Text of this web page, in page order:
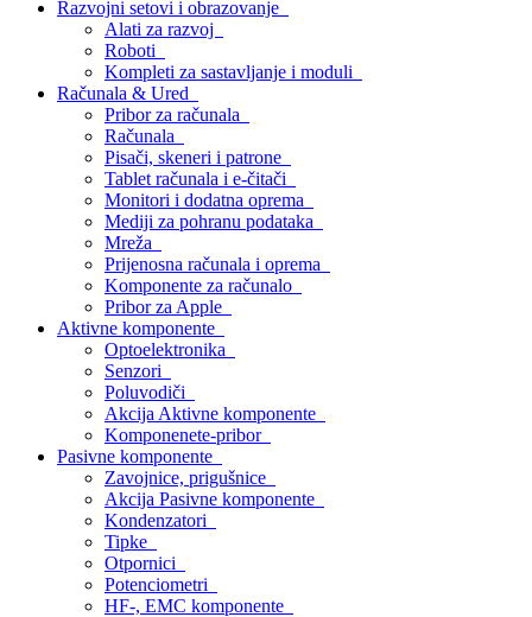
Razvojni setovi i obrazovanje
Alati za razvoj
Roboti
Kompleti za sastavljanje i moduli
Računala & Ured
Pribor za računala
Računala
Pisači, skeneri i patrone
Tablet računala i e-čitači
Monitori i dodatna oprema
Mediji za pohranu podataka
Mreža
Prijenosna računala i oprema
Komponente za računalo
Pribor za Apple
Aktivne komponente
Optoelektronika
Senzori
Poluvodiči
Akcija Aktivne komponente
Komponenete-pribor
Pasivne komponente
Zavojnice, prigušnice
Akcija Pasivne komponente
Kondenzatori
Tipke
Otpornici
Potenciometri
HF-, EMC komponente